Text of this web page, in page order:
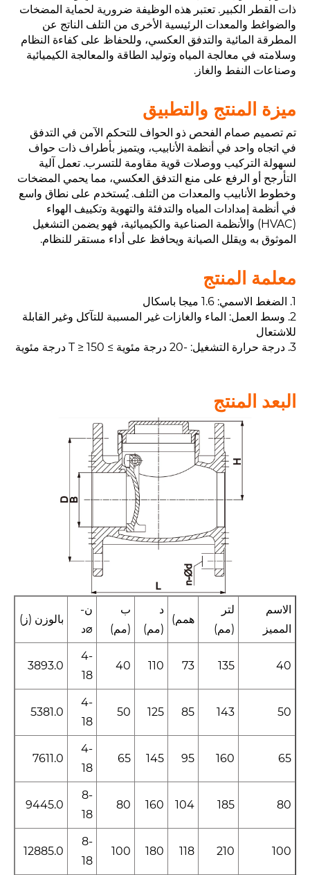
ذات القطر الكبير. تعتبر هذه الوظيفة ضرورية لحماية المضخات
والضواغط والمعدات الرئيسية الأخرى من التلف الناتج عن
المطرقة المائية والتدفق العكسي، وللحفاظ على كفاءة النظام
وسلامته في معالجة المياه وتوليد الطاقة والمعالجة الكيميائية
وصناعات النفط والغاز.
ميزة المنتج والتطبيق
تم تصميم صمام الفحص ذو الحواف للتحكم الآمن في التدفق
في اتجاه واحد في أنظمة الأنابيب، ويتميز بأطراف ذات حواف
لسهولة التركيب ووصلات قوية مقاومة للتسرب. تعمل آلية
التأرجح أو الرفع على منع التدفق العكسي، مما يحمي المضخات
وخطوط الأنابيب والمعدات من التلف. يُستخدم على نطاق واسع
في أنظمة إمدادات المياه والتدفئة والتهوية وتكييف الهواء
(HVAC) والأنظمة الصناعية والكيميائية، فهو يضمن التشغيل
الموثوق به ويقلل الصيانة ويحافظ على أداء مستقر للنظام.
معلمة المنتج
1. الضغط الاسمي: 1.6 ميجا باسكال
2. وسط العمل: الماء والغازات غير المسببة للتآكل وغير القابلة
للاشتعال
3. درجة حرارة التشغيل: -20 درجة مئوية ≥ T ≥ 150 درجة مئوية
البعد المنتج
الاسم
المميز
لتر
(مم)
همم)
د
(مم)
ب
(مم)
ن-
⌀د
بالوزن (ز)
40
135
73
110
40
4-
18
3893.0
50
143
85
125
50
4-
18
5381.0
65
160
95
145
65
4-
18
7611.0
80
185
104
160
80
8-
18
9445.0
100
210
118
180
100
8-
18
12885.0